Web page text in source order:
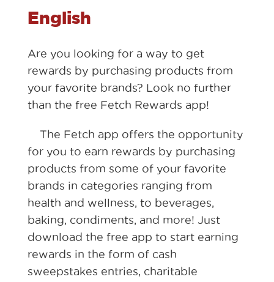
English
Are you looking for a way to get
rewards by purchasing products from
your favorite brands? Look no further
than the free Fetch Rewards app!
The Fetch app offers the opportunity
for you to earn rewards by purchasing
products from some of your favorite
brands in categories ranging from
health and wellness, to beverages,
baking, condiments, and more! Just
download the free app to start earning
rewards in the form of cash
sweepstakes entries, charitable